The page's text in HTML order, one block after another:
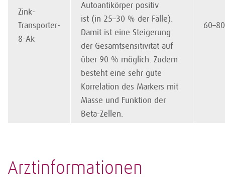
Zink-
Transporter-
8-Ak
Autoantikörper positiv
ist (in 25–30 % der Fälle).
Damit ist eine Steigerung
der Gesamt­sensitivität auf
über 90 % möglich. Zudem
besteht eine sehr gute
Korrelation des Markers mit
Masse und Funktion der
Beta-Zellen.
Arztinformationen